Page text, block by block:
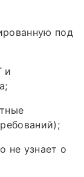
под
и
не узнает о